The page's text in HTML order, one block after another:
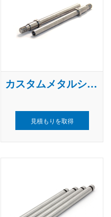
カスタムメタルシャフト
見積もりを取得